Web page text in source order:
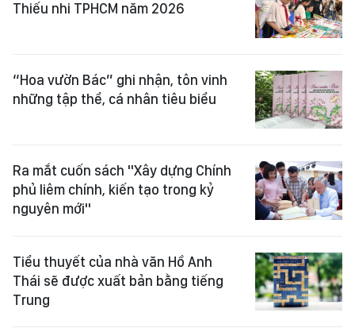
Thiếu nhi TPHCM năm 2026
“Hoa vườn Bác” ghi nhận, tôn vinh
những tập thể, cá nhân tiêu biểu
Ra mắt cuốn sách "Xây dựng Chính
phủ liêm chính, kiến tạo trong kỷ
nguyên mới"
Tiểu thuyết của nhà văn Hồ Anh
Thái sẽ được xuất bản bằng tiếng
Trung